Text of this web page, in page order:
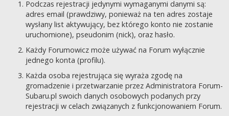
Podczas rejestracji jedynymi wymaganymi danymi są:
adres email (prawdziwy, ponieważ na ten adres zostaje
wysłany list aktywujący, bez którego konto nie zostanie
uruchomione), pseudonim (nick), oraz hasło.
Każdy Forumowicz może używać na Forum wyłącznie
jednego konta (profilu).
Każda osoba rejestrująca się wyraża zgodę na
gromadzenie i przetwarzanie przez Administratora Forum-
Subaru.pl swoich danych osobowych podanych przy
rejestracji w celach związanych z funkcjonowaniem Forum.